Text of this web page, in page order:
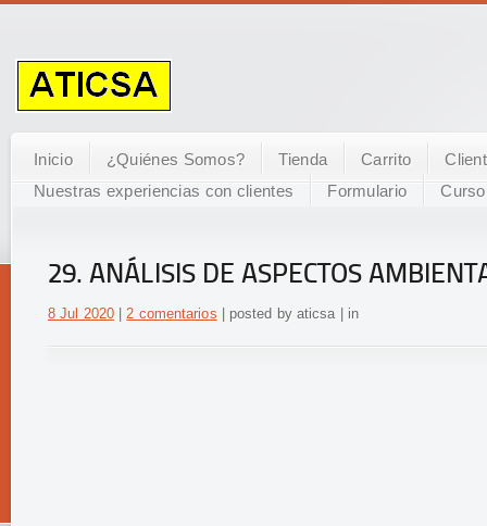
Inicio ¿Quiénes Somos? Tienda Carrito
Nuestras experiencias con clientes
Formulario Curso
29. ANÁLISIS DE ASPECTOS
8 Jul 2020 |2 comentarios | posted by aticsa | in